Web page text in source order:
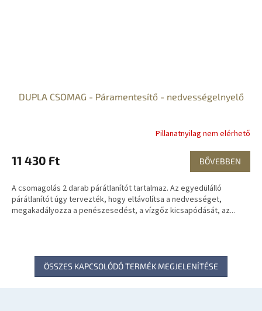
DUPLA CSOMAG - Páramentesítő - nedvességelnyelő
Pillanatnyilag nem elérhető
11 430 Ft BŐVEBBEN
A csomagolás 2 darab párátlanítót tartalmaz. Az egyedülálló
párátlanítót úgy tervezték, hogy eltávolítsa a nedvességet,
megakadályozza a penészesedést, a vízgőz kicsapódását, az...
ÖSSZES KAPCSOLÓDÓ TERMÉK MEGJELENÍTÉSE